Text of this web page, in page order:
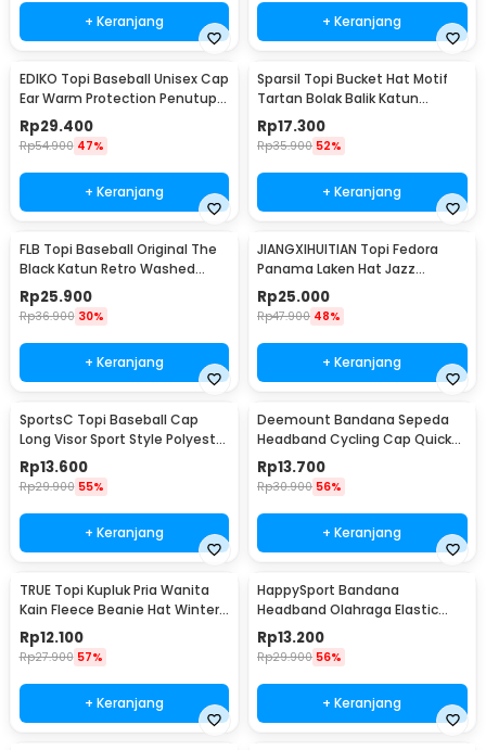
+ Keranjang + Keranjang
EDIKO Topi Baseball Unisex Cap
Ear Warm Protection Penutup
Telinga - K515
Rp29.400
Rp54.900 47%
+ Keranjang
Sparsil Topi Bucket Hat Motif
Tartan Bolak Balik Katun
Poliester - BH58
Rp17.300
Rp35.900 52%
+ Keranjang
FLB Topi Baseball Original The
Black Katun Retro Washed
Style Cap - F122
Rp25.900
Rp36.900 30%
+ Keranjang
JIANGXIHUITIAN Topi Fedora
Panama Laken Hat Jazz
Classic Vintage - FS-219
Rp25.000
Rp47.900 48%
+ Keranjang
SportsC Topi Baseball Cap
Long Visor Sport Style Polyester
Cap - MZ87
Rp13.600
Rp29.900 55%
+ Keranjang
Deemount Bandana Sepeda
Headband Cycling Cap Quick
Dry - 22019
Rp13.700
Rp30.900 56%
+ Keranjang
TRUE Topi Kupluk Pria Wanita
Kain Fleece Beanie Hat Winter
- EC003
Rp12.100
Rp27.900 57%
+ Keranjang
HappySport Bandana
Headband Olahraga Elastic
Sport Hairbands Yoga - A83
Rp13.200
Rp29.900 56%
+ Keranjang